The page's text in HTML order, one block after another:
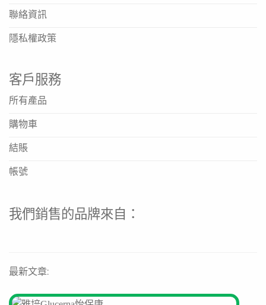
聯絡資訊
隱私權政策
客戶服務
所有產品
購物車
結賬
帳號
我們銷售的品牌來自：
最新文章: